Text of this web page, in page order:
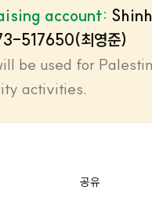
account:
517650(최영준)
be used for
activities.
공유